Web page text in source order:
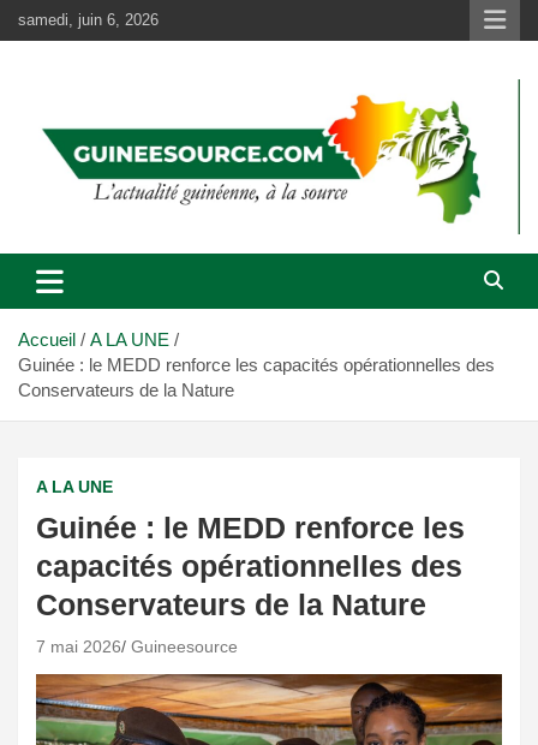
au
samedi, juin 6, 2026
Accueil
A LA UNE
Guinée : le MEDD renforce les capacités opérationnelles des
Conservateurs de la Nature
A LA UNE
Guinée : le MEDD renforce les
capacités opérationnelles des
Conservateurs de la Nature
7 mai 2026 Guineesource